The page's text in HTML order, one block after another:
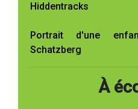
Hiddentracks
Portrait d'une
Schatzberg
À